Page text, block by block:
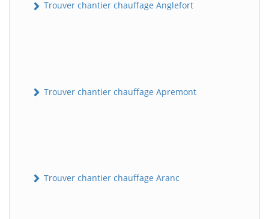
Trouver chantier chauffage Anglefort
Trouver chantier chauffage Apremont
Trouver chantier chauffage Aranc